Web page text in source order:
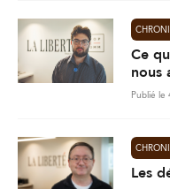
Ce
nous
Publié le
Les